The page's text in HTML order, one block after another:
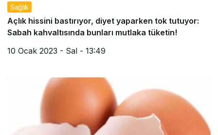
Sağlık
Açlık hissini bastırıyor, diyet yaparken tok tutuyor:
Sabah kahvaltısında bunları mutlaka tüketin!
10 Ocak 2023 - Sal - 13:49